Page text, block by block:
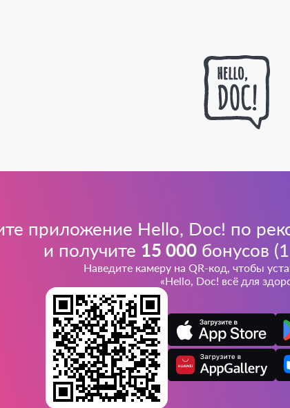
приложение Hello, Doc! по
и получите 15 000 бонусов
Наведите камеру на QR-код, чтобы
«Hello, Doc! всё для